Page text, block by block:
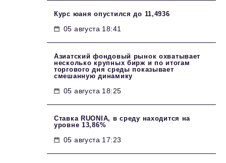
Курс юаня опустился до 11,4936
05 августа 18:41
Азиатский фондовый рынок охватывает
несколько крупных бирж и по итогам
торгового дня среды показывает
смешанную динамику
05 августа 18:25
Ставка RUONIA, в среду находится на
уровне 13,86%
05 августа 17:23